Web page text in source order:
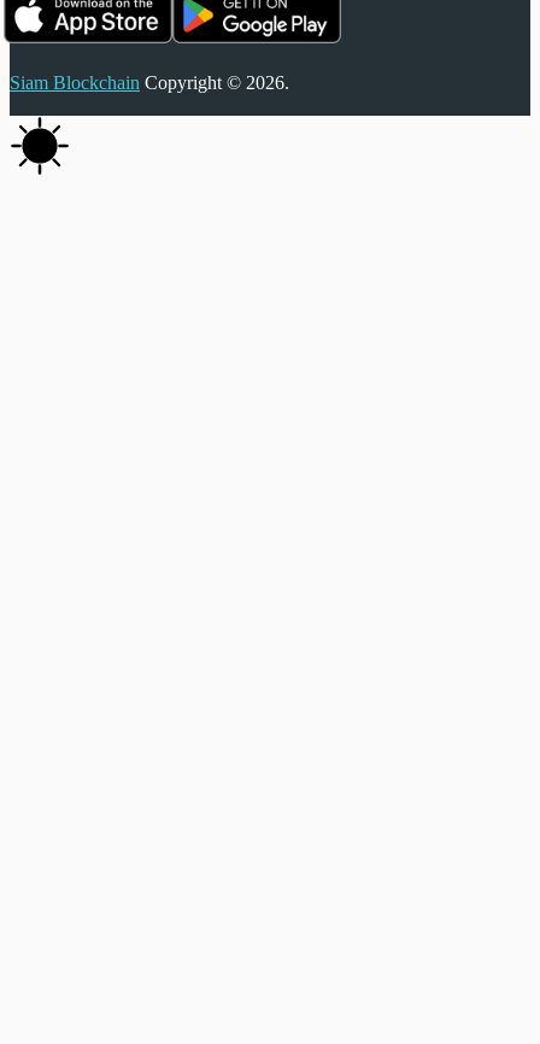
Siam Blockchain Copyright © 2026.